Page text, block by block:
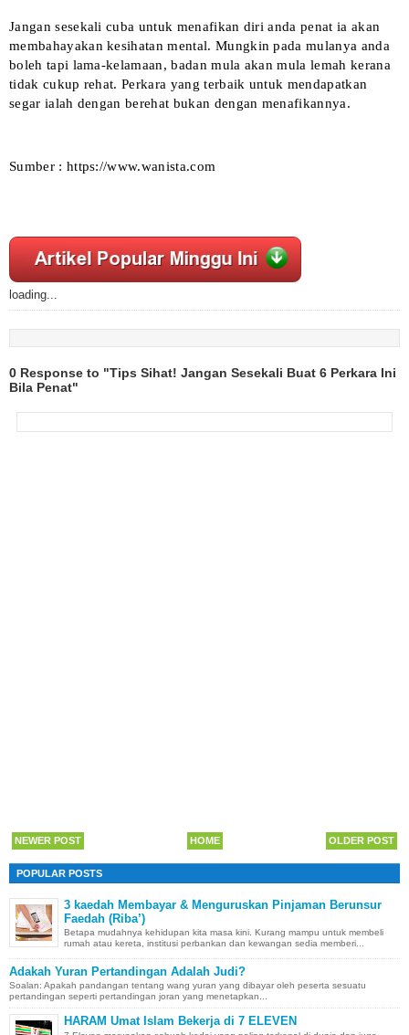
Jangan sesekali cuba untuk menafikan diri anda penat ia akan
membahayakan kesihatan mental. Mungkin pada mulanya anda
boleh tapi lama-kelamaan, badan mula akan mula lemah kerana
tidak cukup rehat. Perkara yang terbaik untuk mendapatkan
segar ialah dengan berehat bukan dengan menafikannya.
Sumber : https://www.wanista.com
loading...
0 Response to "Tips Sihat! Jangan Sesekali Buat 6 Perkara Ini
Bila Penat"
NEWER POST OLDER POST
HOME
POPULAR POSTS
3 kaedah Membayar & Menguruskan Pinjaman Berunsur
Faedah (Riba’)
Betapa mudahnya kehidupan kita masa kini. Kurang mampu untuk membeli
rumah atau kereta, institusi perbankan dan kewangan sedia memberi...
Adakah Yuran Pertandingan Adalah Judi?
Soalan: Apakah pandangan tentang wang yuran yang dibayar oleh peserta sesuatu
pertandingan seperti pertandingan joran yang menetapkan...
HARAM Umat Islam Bekerja di 7 ELEVEN